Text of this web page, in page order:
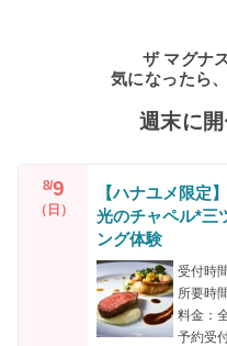
ザ マグナ
気になったら
週末に
8/9
（日）
【ハナユメ限定
光のチャペル*三
ング体験
所要時
料金：
予約受